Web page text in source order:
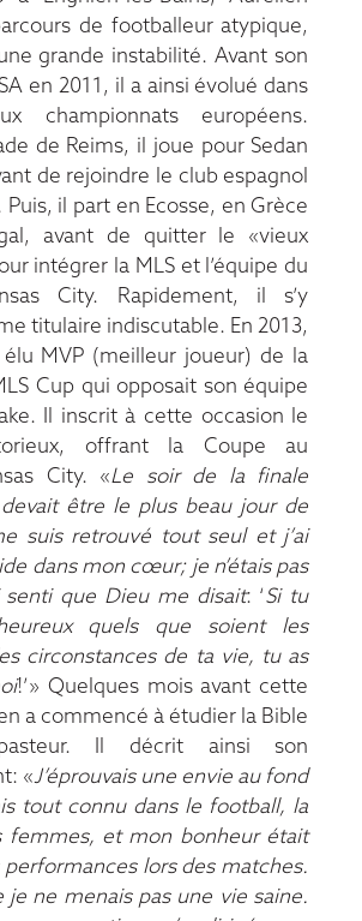
de footballeur atypique,
grande instabilité. Avant son
en 2011, il a ainsi évolué dans
championnats européens.
de Reims, il joue pour Sedan
de rejoindre le club espagnol
il part en Ecosse, en Grèce
avant de quitter le «vieux
intégrer la MLS et l’équipe du
City. Rapidement, il s’y
titulaire indiscutable. En 2013,
MVP (meilleur joueur) de la
Cup qui opposait son équipe
Il inscrit à cette occasion le
offrant la Coupe au
City. «Le soir de la finale
être le plus beau jour de
suis retrouvé tout seul et j’ai
dans mon cœur; je n’étais pas
senti que Dieu me disait: ‘Si tu
quels que soient les
circonstances de ta vie, tu as
!’» Quelques mois avant cette
a commencé à étudier la Bible
Il décrit ainsi son
«J’éprouvais une envie au fond
tout connu dans le football, la
femmes, et mon bonheur était
lors des matches.
je ne menais pas une vie saine.